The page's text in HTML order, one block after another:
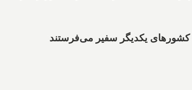
کشورهای یکدیگر سفیر می‌فرستند